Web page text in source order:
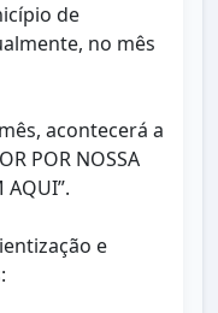
de
no mês
acontecerá a
POR NOSSA
AQUI”.
e